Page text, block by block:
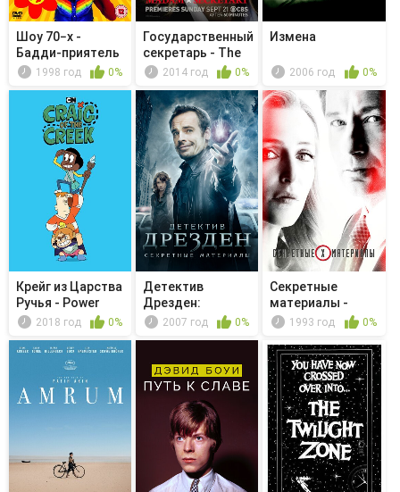
Шоу 70−х -
Бадди-приятель
Эрика1998 год 0%
Государственный
секретарь - The
Middl...
2014 год 0%
Измена
2006 год 0%
Крейг из Царства
Ручья - Power
Punchers
2018 год 0%
Детектив
Дрезден:
Секретные
2007 год 0%
Секретные
материалы -
Происхождение
1993 год 0%